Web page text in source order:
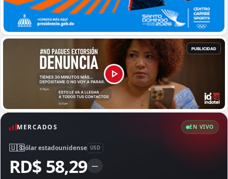
MERCADOS EN VIVO
🇺🇸Dólar estadounidense USD
RD$ 58,29 —